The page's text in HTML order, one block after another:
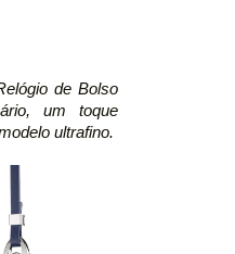
de Bolso
um toque
ultrafino.